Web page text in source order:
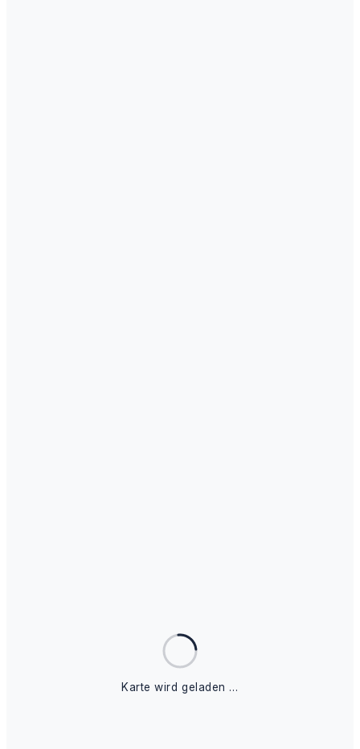
Karte wird geladen …